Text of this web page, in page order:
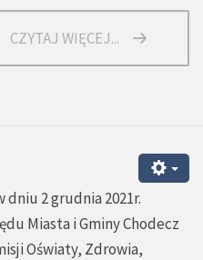
CZYTAJ WIĘCEJ...
2 grudnia 2021r.
Miasta i Gminy Chodecz
Oświaty, Zdrowia,